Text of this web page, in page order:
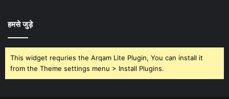
हमसे जुड़े
This widget requries the Arqam Lite Plugin, You can install it
from the Theme settings menu > Install Plugins.